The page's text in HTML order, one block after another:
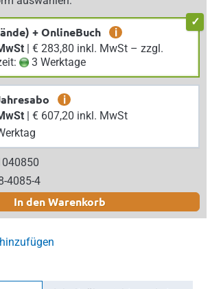
+ OnlineBuch
i
| € 283,80 inkl. MwSt – zzgl.
3 Werktage
i
| € 607,20 inkl. MwSt
4085-4
In den Warenkorb